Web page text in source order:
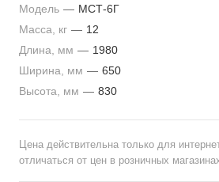
Модель — МСТ-6Г
Масса, кг — 12
Длина, мм — 1980
Ширина, мм — 650
Высота, мм — 830
Цена действительна только для
отличаться от цен в розничных